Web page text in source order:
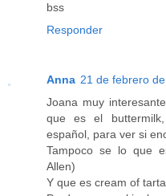
bss
Responder
Anna 21 de febrero
Joana muy
que es el
español, para ver si
Tampoco se lo que
Allen)
Y que es cream of